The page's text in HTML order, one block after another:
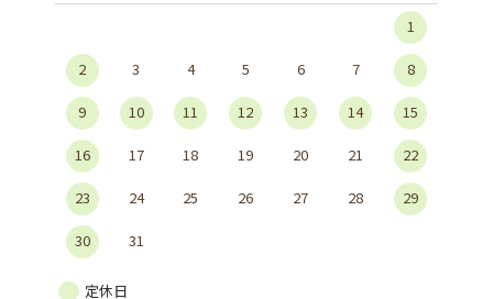
1
2 3 4 5 6 7 8
9 10 11 12 13 14 15
16 17 18 19 20 21 22
23 24 25 26 27 28 29
30 31
定休日